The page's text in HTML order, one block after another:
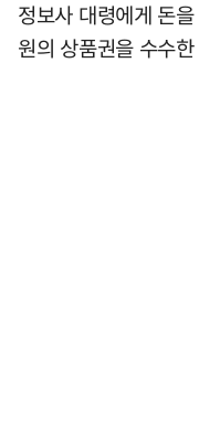
정보사 대령에게 돈
원의 상품권을 수수